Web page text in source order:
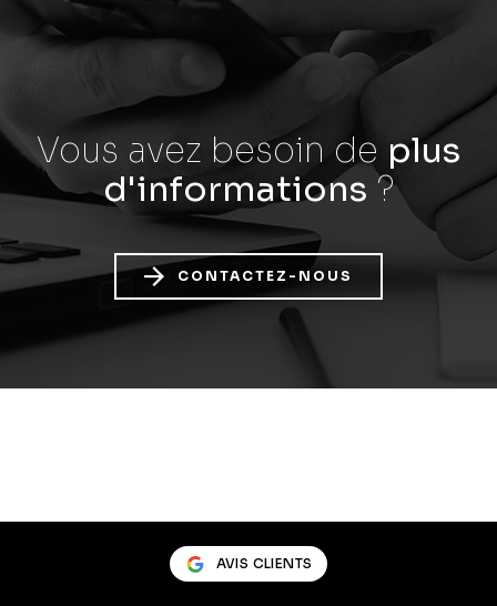
Vous avez besoin de plus
d'informations ?
CONTACTEZ-NOUS
AVIS CLIENTS